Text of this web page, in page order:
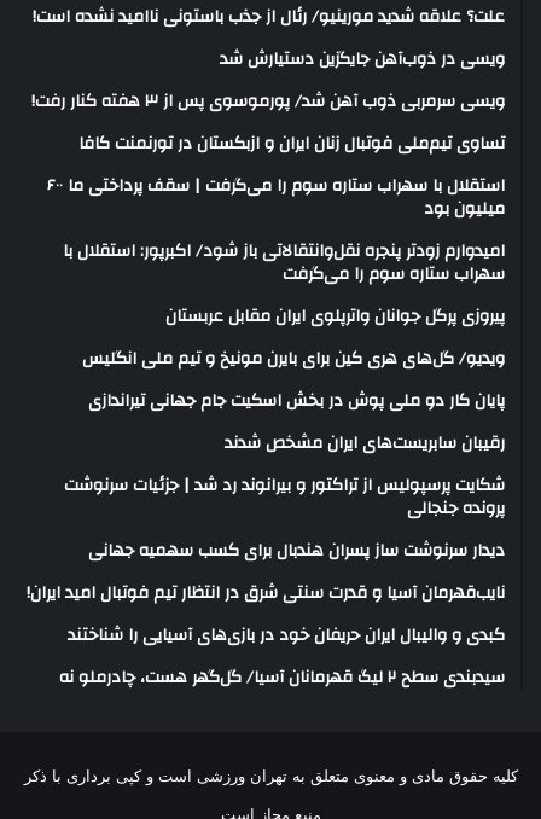
علت؟ علاقه شدید مورینیو/ رئال از جذب باستونی ناامید نشده است!
ویسی در ذوب‌آهن جایگزین دستیارش شد
ویسی سرمربی ذوب آهن شد/ پورموسوی پس از ۳ هفته کنار رفت!
تساوی تیم‌ملی فوتبال زنان ایران و ازبکستان در تورنمنت کافا
استقلال با سهراب ستاره سوم را می‌گرفت | سقف پرداختی ما ۶۰۰
میلیون بود
امیدوارم زودتر پنجره نقل‌وانتقالاتی باز شود/ اکبرپور: استقلال با
سهراب ستاره سوم را می‌گرفت
پیروزی پرگل جوانان واترپلوی ایران مقابل عربستان
ویدیو/ گل‌های هری‌ کین برای بایرن مونیخ و تیم ملی انگلیس
پایان کار دو ملی پوش در بخش اسکیت جام جهانی تیراندازی
رقیبان سابریست‌های ایران مشخص شدند
شکایت پرسپولیس از تراکتور و بیرانوند رد شد | جزئیات سرنوشت
پرونده جنجالی
دیدار سرنوشت ساز پسران هندبال برای کسب سهمیه جهانی
نایب‌قهرمان آسیا و قدرت سنتی شرق در انتظار تیم فوتبال امید ایران!
کبدی و والیبال ایران حریفان خود در بازی‌های آسیایی را شناختند
سیدبندی سطح ۲ لیگ قهرمانان آسیا/ گل‌گهر هست، چادرملو نه
کلیه حقوق مادی و معنوی متعلق به تهران ورزشی است و کپی برداری با ذکر
منبع مجاز است